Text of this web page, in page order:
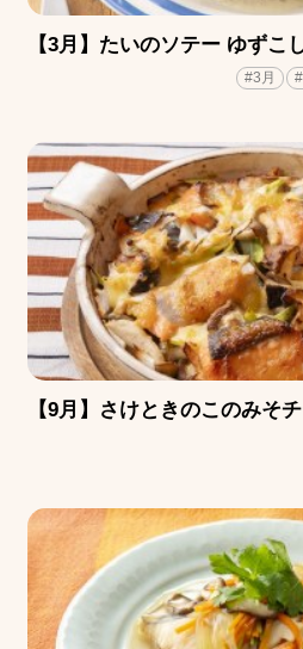
【3月】たいのソテー ゆずこ
#3月
【9月】さけときのこのみそ